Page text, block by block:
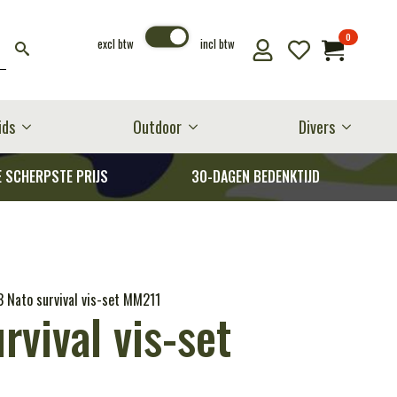
excl btw incl btw 0
Outdoor Divers
SCHERPSTE PRIJS 30-DAGEN BEDENKTIJD
Nato survival vis-set MM211
vis-set